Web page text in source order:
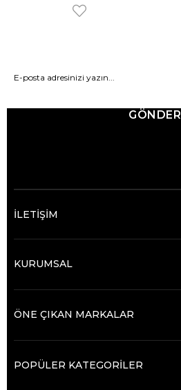
GÖNDER
İLETİŞİM
KURUMSAL
ÖNE ÇIKAN MARKALAR
POPÜLER KATEGORİLER